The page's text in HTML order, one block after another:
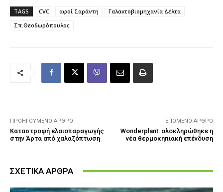
TAGS CVC αφοί Σαράντη
Γαλακτοβιομηχανία Δέλτα
Σπ.Θεοδωρόπουλος
ΠΡΟΗΓΟΎΜΕΝΟ ΆΡΘΡΟ
Καταστροφή ελαιοπαραγωγής
στην Άρτα από χαλαζόπτωση
ΕΠΌΜΕΝΟ ΆΡΘΡΟ
Wonderplant: ολοκληρώθηκε η
νέα θερμοκηπιακή επένδυση
ΣΧΕΤΙΚΑ ΑΡΘΡΑ